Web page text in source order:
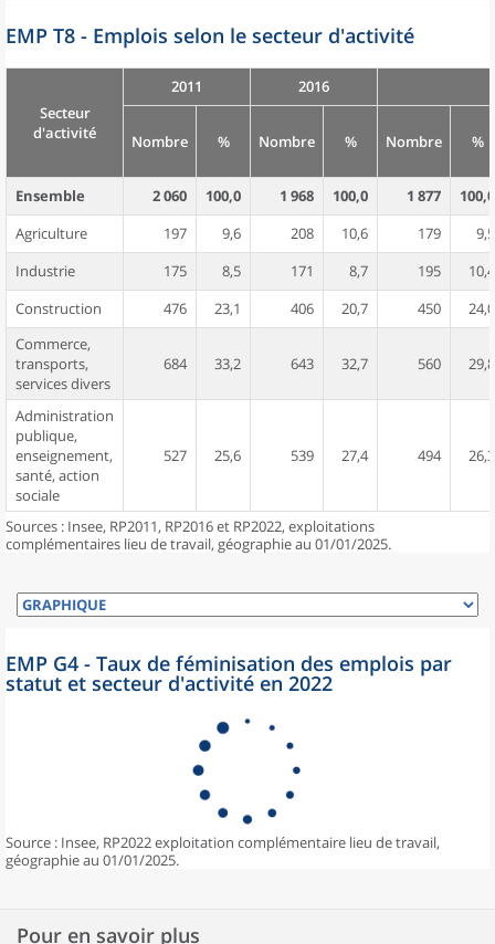
EMP T8 - Emplois selon le secteur d'activité
Secteur
d'activité
2011 2016
Nombre % Nombre % Nombre %
Ensemble 2 060 100,0 1 968 100,0 1 877
100,0
Agriculture
197 9,6 208 10,6 179
9,5
Industrie
175 8,5 171 8,7 195
10,4
Construction
476 23,1 406 20,7 450
24,0
Commerce,
transports,
services divers
684 33,2 643 32,7 560 29,8
Administration
publique,
enseignement,
santé, action
sociale
527 25,6 539 27,4 494 26,3
Sources : Insee, RP2011, RP2016 et RP2022, exploitations
complémentaires lieu de travail, géographie au 01/01/2025.
EMP G4 - Taux de féminisation des emplois par
statut et secteur d'activité en 2022
Source : Insee, RP2022 exploitation complémentaire lieu de travail,
géographie au 01/01/2025.
Pour en savoir plus